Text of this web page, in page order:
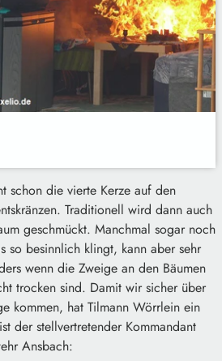
schon die vierte Kerze auf den
Traditionell wird dann auch
geschmückt. Manchmal sogar noch
so besinnlich klingt, kann aber sehr
wenn die Zweige an den Bäumen
trocken sind. Damit wir sicher über
kommen, hat Tilmann Wörrlein ein
der stellvertretender Kommandant
Ansbach: